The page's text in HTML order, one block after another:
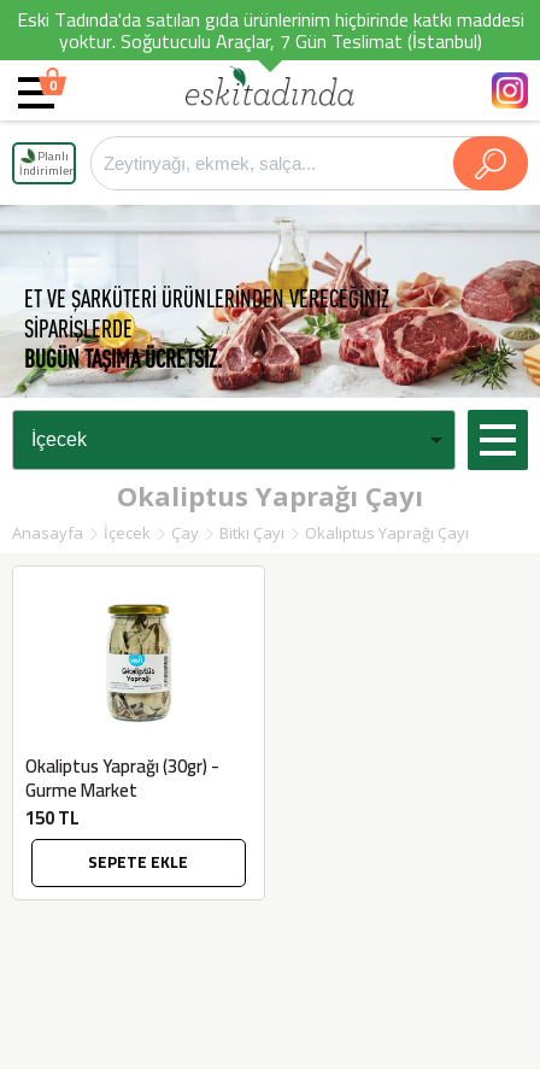
Eski Tadında'da satılan gıda ürünlerinim hiçbirinde katkı maddesi
yoktur. Soğutuculu Araçlar, 7 Gün Teslimat (İstanbul)
0
Planlı
İndirimler
ET VE ŞARKÜTERİ ÜRÜNLERİNDEN VERECEĞİNİZ
SİPARİŞLERDE
BUGÜN TAŞIMA ÜCRETSİZ.
Okaliptus Yaprağı Çayı
Anasayfa İçecek Çay Bitki Çayı Okaliptus Yaprağı Çayı
Okaliptus Yaprağı (30gr) -
Gurme Market
150 TL
SEPETE EKLE